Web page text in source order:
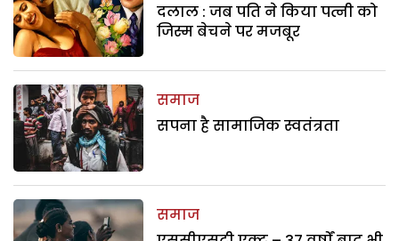
दलाल : जब पति ने किया पत्नी को
जिस्म बेचने पर मजबूर
समाज
सपना है सामाजिक स्वतंत्रता
समाज